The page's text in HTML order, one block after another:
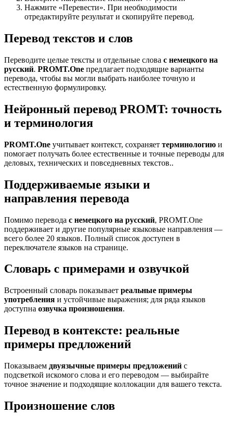
Нажмите «Перевести». При необходимости
отредактируйте результат и скопируйте перевод.
Перевод текстов и слов
Переводите целые тексты и отдельные слова с немецкого на
русский. PROMT.One предлагает подходящие варианты
перевода, чтобы вы могли выбрать наиболее точную и
естественную формулировку.
Нейронный перевод PROMT: точность
и терминология
PROMT.One учитывает контекст, сохраняет терминологию и
помогает получать более естественные и точные переводы для
деловых, технических и повседневных текстов..
Поддерживаемые языки и
направления перевода
Помимо перевода с немецкого на русский, PROMT.One
поддерживает и другие популярные языковые направления —
всего более 20 языков. Полный список доступен в
переключателе языков на странице.
Словарь с примерами и озвучкой
Встроенный словарь показывает реальные примеры
употребления и устойчивые выражения; для ряда языков
доступна озвучка произношения.
Перевод в контексте: реальные
примеры предложений
Показываем двуязычные примеры предложений с
подсветкой искомого слова и его переводом — выбирайте
точное значение и подходящие коллокации для вашего текста.
Произношение слов